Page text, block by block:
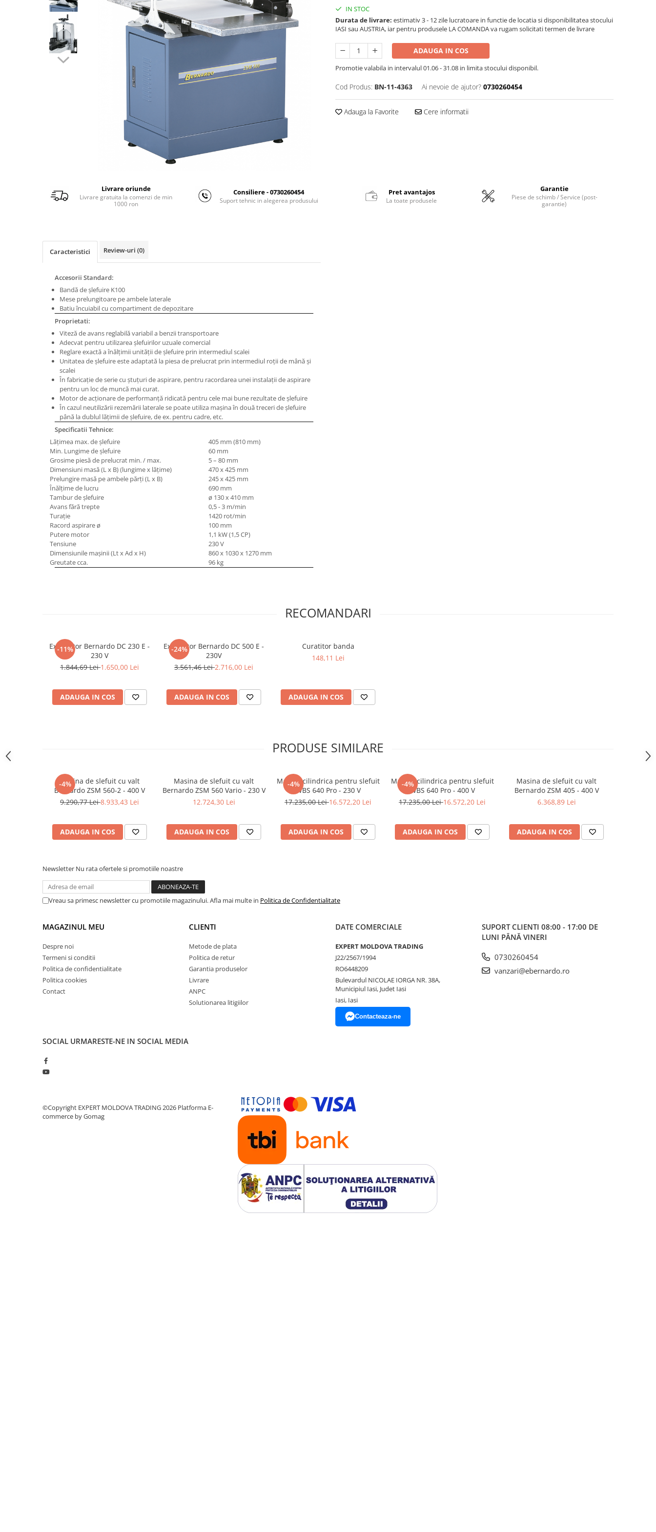
Ferastraie verticale
Strunguri pentru metal
Strunguri CNC
Strunguri cu cutie de viteze
Strunguri cu surub de ghidare
Masini de gaurit cu angrenaj, masa
Masini de gaurit cu coloana si
curea de distributie
Masini de gaurit cu stand si
Masini de gaurit radiale
Masini de gaurit si frezat
Masini de gaurit cu freza
Masini de frezat universale
Centre de prelucrare verticale CNC
Masini de frezat cu batiu
Masini de frezat multifunctionale
Masini de frezat universale SERVO
Masini de frezat verticale
Masini de slefuit metal
Masini de ascutit burghie
Masini de lustruit
Masini de polizat bavuri cu perii
Masini de rectificat plan
Masini de rectificat plan
Masini de rectificat rotund
Masini de satinat
Masini de slefuit combinate
Masini de slefuit cu banda
Masini de slefuit cu disc
Masini de slefuit cu mediu umed si
Masini de filetat
Masini pneumatice de filetat
Exhaustor pentru aschii metal
Masini de gaurit cu talpa
Universale de strung si accesorii
Falci pentru 3 bacuri PS3/ PO3
Falci pentru 4 bacuri PS4/ PO4
Fălcile pentru 4-bacuri DK12
Mandrină cu 3 fălci din otel
Mandrină cu 4 fălci din fontă
Mandrină cu 4 fălci din otel
Standuri pentru strunguri
Dispozitive de prindere pentru
Elemente de prindere mecanică
Fălci pentru PHV / VHV
Instrumente de masurare
Afisaj digital
Bloc ecartament, masurare și
Indicatoare înălțime
Indicator cadran / Baze magnetice
IN STOC
Durata de livrare: estimativ 3 - 12 zile lucratoare in functie de locatia si disponibilitatea stocului
IASI sau AUSTRIA, iar pentru produsele LA COMANDA va rugam solicitati termen de livrare
ADAUGA IN COS
Promotie valabila in intervalul 01.06 - 31.08 in limita stocului disponibil.
Cod Produs: BN-11-4363 Ai nevoie de ajutor? 0730260454
Adauga la Favorite Cere informatii
Livrare oriunde
Livrare gratuita la comenzi de min
1000 ron
Consiliere - 0730260454
Suport tehnic in alegerea produsului
Pret avantajos
La toate produsele
Garantie
Piese de schimb / Service (post-
garantie)
Caracteristici Review-uri (0)
Accesorii Standard:
Bandă de şlefuire K100
Mese prelungitoare pe ambele laterale
Batiu încuiabil cu compartiment de depozitare
Proprietati:
Viteză de avans reglabilă variabil a benzii transportoare
Adecvat pentru utilizarea şlefuirilor uzuale comercial
Reglare exactă a înălţimii unităţii de şlefuire prin intermediul scalei
Unitatea de şlefuire este adaptată la piesa de prelucrat prin intermediul roţii de mână şi
scalei
În fabricaţie de serie cu ştuţuri de aspirare, pentru racordarea unei instalaţii de aspirare
pentru un loc de muncă mai curat.
Motor de acţionare de performanţă ridicată pentru cele mai bune rezultate de şlefuire
În cazul neutilizării rezemării laterale se poate utiliza maşina în două treceri de şlefuire
până la dublul lăţimii de şlefuire, de ex. pentru cadre, etc.
Specificatii Tehnice:
Lăţimea max. de şlefuire
405 mm (810 mm)
Min. Lungime de şlefuire
60 mm
Grosime piesă de prelucrat min. / max.
5 – 80 mm
Dimensiuni masă (L x B) (lungime x lăţime)
470 x 425 mm
Prelungire masă pe ambele părţi (L x B)
245 x 425 mm
Înălţime de lucru
690 mm
Tambur de şlefuire
ø 130 x 410 mm
Avans fără trepte
0,5 - 3 m/min
Turaţie
1420 rot/min
Racord aspirare ø
100 mm
Putere motor
1,1 kW (1,5 CP)
Tensiune
230 V
Dimensiunile maşinii (Lt x Ad x H)
860 x 1030 x 1270 mm
Greutate cca.
96 kg
RECOMANDARI
-11%
Exhaustor Bernardo DC 230 E -
230 V
1.844,69 Lei1.650,00 Lei
ADAUGA IN COS
-24%
Exhaustor Bernardo DC 500 E -
230V
3.561,46 Lei2.716,00 Lei
ADAUGA IN COS
Curatitor banda
148,11 Lei
ADAUGA IN COS
PRODUSE SIMILARE
-4%
Masina de slefuit cu valt
Bernardo ZSM 560-2 - 400 V
9.290,77 Lei8.933,43 Lei
ADAUGA IN COS
Masina de slefuit cu valt
Bernardo ZSM 560 Vario - 230 V
12.724,30 Lei
ADAUGA IN COS
-4%
Masina cilindrica pentru slefuit
WBS 640 Pro - 230 V
17.235,00 Lei16.572,20 Lei
ADAUGA IN COS
-4%
Masina cilindrica pentru slefuit
WBS 640 Pro - 400 V
17.235,00 Lei16.572,20 Lei
ADAUGA IN COS
Masina de slefuit cu valt
Bernardo ZSM 405 - 400 V
6.368,89 Lei
ADAUGA IN COS
Newsletter Nu rata ofertele si promotiile noastre
Vreau sa primesc newsletter cu promotiile magazinului. Afla mai multe in Politica de Confidentialitate
MAGAZINUL MEU
Despre noi
Termeni si conditii
Politica de confidentialitate
Politica cookies
Contact
CLIENTI
Metode de plata
Politica de retur
Garantia produselor
Livrare
ANPC
Solutionarea litigiilor
DATE COMERCIALE
EXPERT MOLDOVA TRADING
J22/2567/1994
RO6448209
Bulevardul NICOLAE IORGA NR. 38A,
Municipiul Iasi, Judet Iasi
Iasi, Iasi
Contacteaza-ne
SUPORT CLIENTI 08:00 - 17:00 DE
LUNI PÂNĂ VINERI
0730260454
vanzari@ebernardo.ro
SOCIAL URMARESTE-NE IN SOCIAL MEDIA
©Copyright EXPERT MOLDOVA TRADING 2026 Platforma E-
commerce by Gomag